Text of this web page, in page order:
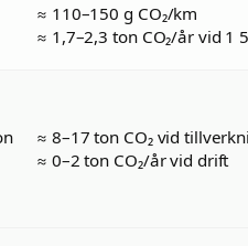
≈ 110–150 g CO₂/km
≈ 1,7–2,3 ton CO₂/år vid 1
≈ 8–17 ton CO₂ vid
≈ 0–2 ton CO₂/år vid drift